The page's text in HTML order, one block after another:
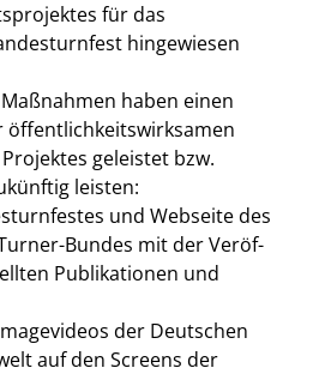
für das
hingewiesen
haben einen
öffentlichkeitswirksamen
geleistet bzw.
leisten:
und Webseite des
Bundes mit der Veröf-
Publikationen und
der Deutschen
auf den Screens der